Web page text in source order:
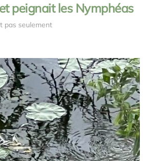
peignait les Nymphéas
pas seulement